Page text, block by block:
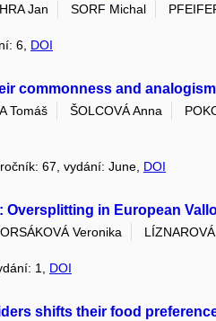
Jan SORF Michal
6, DOI
commonness and
Tomáš ŠOLCOVÁ Anna
ročník: 67, vydání: June, DOI
in European
Veronika
1, DOI
shifts their food